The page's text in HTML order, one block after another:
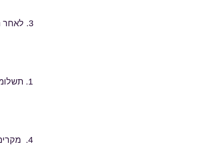
3. לאחר תאריך זה לא ניתן לצאת מהחוג (למעט מקרים רפואיים ובאישור רופא בלבד) .
1.
4.